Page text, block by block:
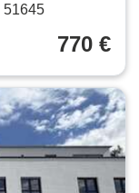
51645
770 €